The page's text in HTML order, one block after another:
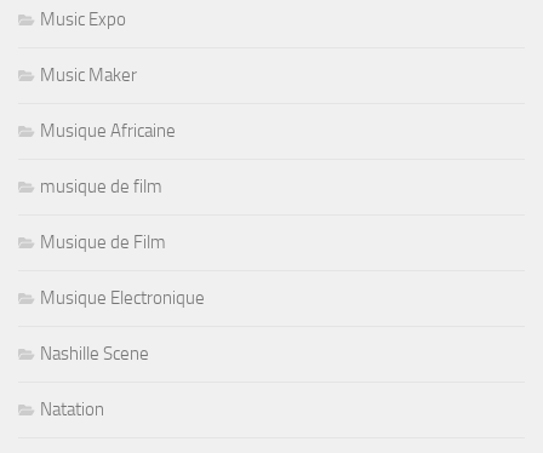
Music Expo
Music Maker
Musique Africaine
musique de film
Musique de Film
Musique Electronique
Nashille Scene
Natation